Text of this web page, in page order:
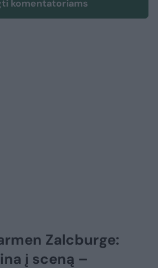
komentatoriams
Zalcburge:
į sceną –